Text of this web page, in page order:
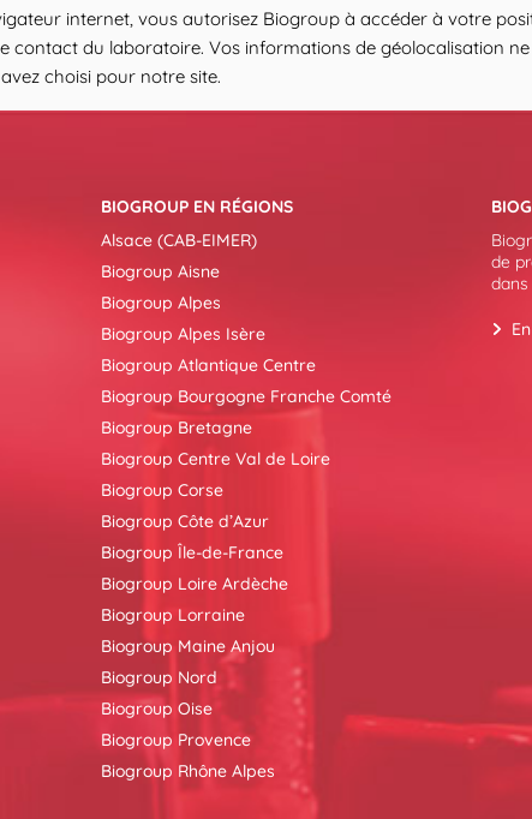
internet, vous autorisez Biogroup à accéder à votre
contact du laboratoire. Vos informations de géolocalisation
choisi pour notre site.
BIOGROUP EN RÉGIONS
Alsace (CAB-EIMER)
Biogroup Aisne
Biogroup Alpes
Biogroup Alpes Isère
Biogroup Atlantique Centre
Biogroup Bourgogne Franche Comté
Biogroup Bretagne
Biogroup Centre Val de Loire
Biogroup Corse
Biogroup Côte d’Azur
Biogroup Île-de-France
Biogroup Loire Ardèche
Biogroup Lorraine
Biogroup Maine Anjou
Biogroup Nord
Biogroup Oise
Biogroup Provence
Biogroup Rhône Alpes
de
dans